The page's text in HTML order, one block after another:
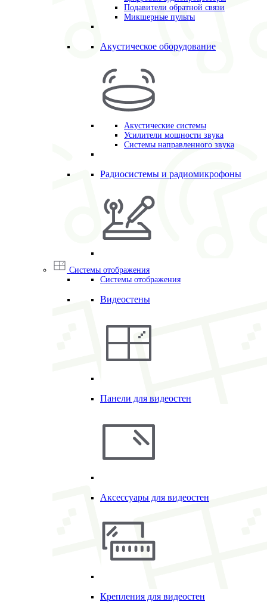
Подавители обратной связи
Микшерные пульты
Акустическое оборудование
Акустические системы
Усилители мощности звука
Системы направленного звука
Радиосистемы и радиомикрофоны
Системы отображения
Системы отображения
Видеостены
Панели для видеостен
Аксессуары для видеостен
Крепления для видеостен